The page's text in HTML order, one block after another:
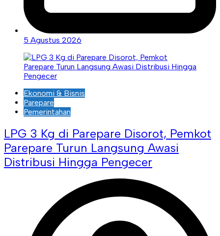
5 Agustus 2026
Ekonomi & Bisnis
Parepare
Pemerintahan
LPG 3 Kg di Parepare Disorot, Pemkot
Parepare Turun Langsung Awasi
Distribusi Hingga Pengecer